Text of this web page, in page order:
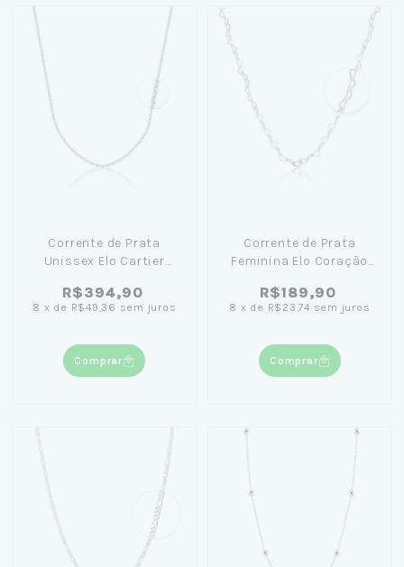
Corrente de Prata
Unissex Elo Cartier
R$394,90
8 x de R$49,36 sem juros
Comprar
Corrente de Prata
Feminina Elo Coração
R$189,90
8 x de R$23,74 sem juros
Comprar